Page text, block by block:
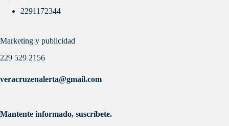
2291172344
Marketing y publicidad
229 529 2156
veracruzenalerta@gmail.com
Mantente informado, suscríbete.